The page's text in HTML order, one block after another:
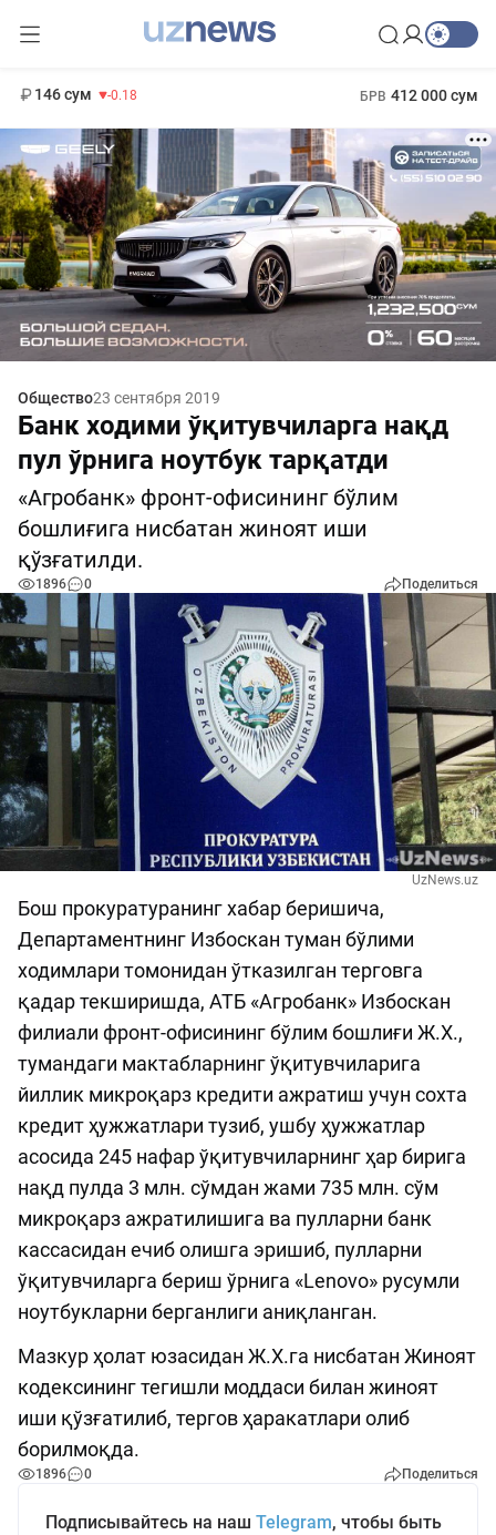
146 сум -0.18 БРВ 412 000 сум
Общество23 сентября 2019
Банк ходими ўқитувчиларга нақд
пул ўрнига ноутбук тарқатди
«Агробанк» фронт-офисининг бўлим
бошлиғига нисбатан жиноят иши
қўзғатилди.
1896 0 Поделиться
UzNews.uz
Бош прокуратуранинг хабар беришича,
Департаментнинг Избоскан туман бўлими
ходимлари томонидан ўтказилган терговга
қадар текширишда, АТБ «Агробанк» Избоскан
филиали фронт-офисининг бўлим бошлиғи Ж.Х.,
тумандаги мактабларнинг ўқитувчиларига
йиллик микроқарз кредити ажратиш учун сохта
кредит ҳужжатлари тузиб, ушбу ҳужжатлар
асосида 245 нафар ўқитувчиларнинг ҳар бирига
нақд пулда 3 млн. сўмдан жами 735 млн. сўм
микроқарз ажратилишига ва пулларни банк
кассасидан ечиб олишга эришиб, пулларни
ўқитувчиларга бериш ўрнига «Lenovo» русумли
ноутбукларни берганлиги аниқланган.
Мазкур ҳолат юзасидан Ж.Х.га нисбатан Жиноят
кодексининг тегишли моддаси билан жиноят
иши қўзғатилиб, тергов ҳаракатлари олиб
борилмоқда.
1896 0 Поделиться
Подписывайтесь на наш Telegram, чтобы быть